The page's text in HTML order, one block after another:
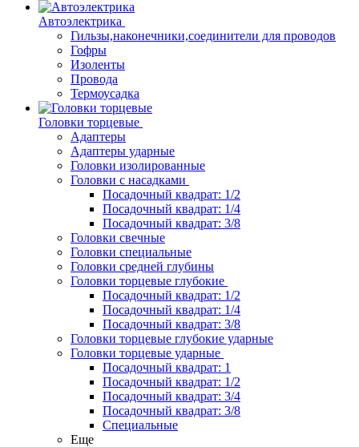
Автоэлектрика
Гильзы,наконечники,соединители для проводов
Гофры
Изоленты
Провода
Термоусадка
Головки торцевые
Адаптеры
Адаптеры ударные
Головки изолированные
Головки с насадками
Посадочный квадрат: 1/2
Посадочный квадрат: 1/4
Посадочный квадрат: 3/8
Головки свечные
Головки специальные
Головки средней глубины
Головки торцевые глубокие
Посадочный квадрат: 1/2
Посадочный квадрат: 1/4
Посадочный квадрат: 3/8
Головки торцевые глубокие ударные
Головки торцевые ударные
Посадочный квадрат: 1
Посадочный квадрат: 1/2
Посадочный квадрат: 3/4
Посадочный квадрат: 3/8
Специальные
Еще